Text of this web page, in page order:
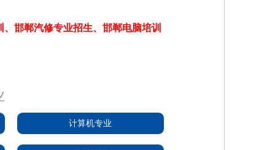
邯郸汽修专业招生、邯郸电脑培训
计算机专业